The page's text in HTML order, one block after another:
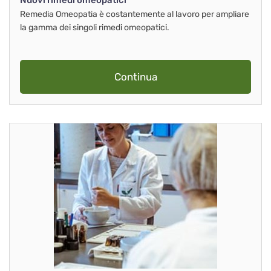
Remedia Omeopatia è costantemente al lavoro per ampliare
la gamma dei singoli rimedi omeopatici.
Continua